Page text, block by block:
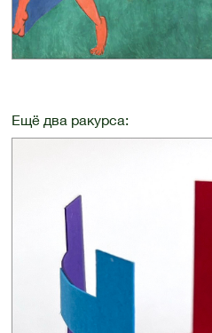
Ещё два ракурса: